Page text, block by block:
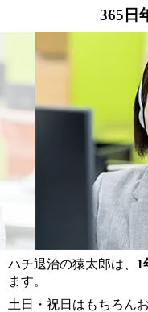
365日
ハチ退治の猿太郎は、 1
ます。
土日・祝日はもちろん